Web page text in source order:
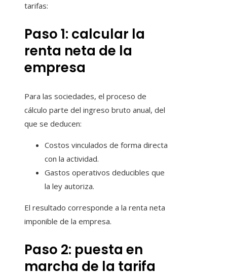
tarifas:
Paso 1: calcular la
renta neta de la
empresa
Para las sociedades, el proceso de
cálculo parte del ingreso bruto anual, del
que se deducen:
Costos vinculados de forma directa
con la actividad.
Gastos operativos deducibles que
la ley autoriza.
El resultado corresponde a la renta neta
imponible de la empresa.
Paso 2: puesta en
marcha de la tarifa